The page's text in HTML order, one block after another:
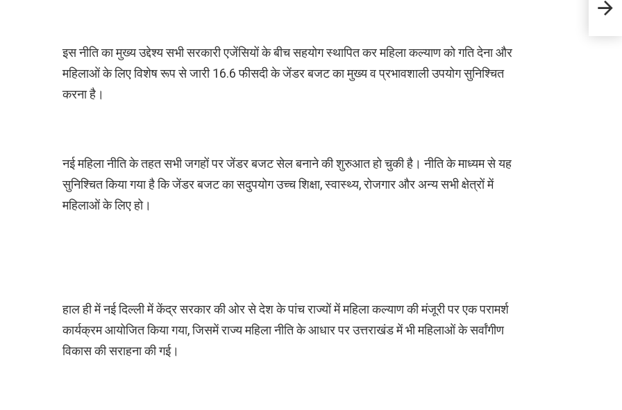
इस नीति का मुख्य उद्देश्य सभी सरकारी एजेंसियों के बीच सहयोग स्थापित कर महिला कल्याण को गति देना और
महिलाओं के लिए विशेष रूप से जारी 16.6 फीसदी के जेंडर बजट का मुख्य व प्रभावशाली उपयोग सुनिश्चित
करना है।
नई महिला नीति के तहत सभी जगहों पर जेंडर बजट सेल बनाने की शुरुआत हो चुकी है। नीति के माध्यम से यह
सुनिश्चित किया गया है कि जेंडर बजट का सदुपयोग उच्च शिक्षा, स्वास्थ्य, रोजगार और अन्य सभी क्षेत्रों में
महिलाओं के लिए हो।
हाल ही में नई दिल्ली में केंद्र सरकार की ओर से देश के पांच राज्यों में महिला कल्याण की मंजूरी पर एक परामर्श
कार्यक्रम आयोजित किया गया, जिसमें राज्य महिला नीति के आधार पर उत्तराखंड में भी महिलाओं के सर्वांगीण
विकास की सराहना की गई।